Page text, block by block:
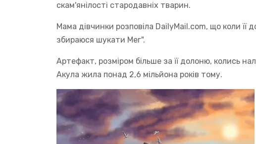
скам'янілості стародавніх тварин.
Мама дівчинки розповіла DailyMail.com, що коли її
збираюся шукати Мег".
Артефакт, розміром більше за її долоню, колись
Акула жила понад 2,6 мільйона років тому.